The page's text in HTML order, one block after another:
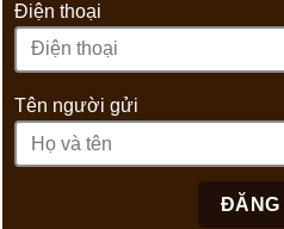
Điện thoại
Tên người gửi